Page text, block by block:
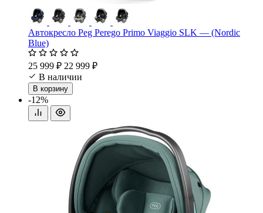
Автокресло Peg Perego Primo Viaggio SLK — (Nordic
Blue)
25 999 ₽ 22 999 ₽
В наличии
В корзину
-12%